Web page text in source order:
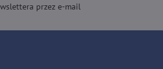
przez e-mail